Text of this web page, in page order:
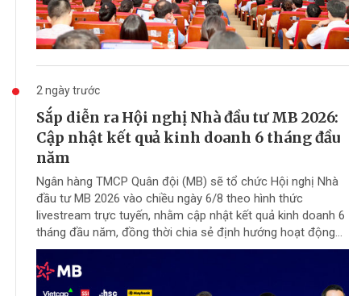
2 ngày trước
Sắp diễn ra Hội nghị Nhà đầu tư MB 2026:
Cập nhật kết quả kinh doanh 6 tháng đầu
năm
Ngân hàng TMCP Quân đội (MB) sẽ tổ chức Hội nghị Nhà
đầu tư MB 2026 vào chiều ngày 6/8 theo hình thức
livestream trực tuyến, nhằm cập nhật kết quả kinh doanh 6
tháng đầu năm, đồng thời chia sẻ định hướng hoạt động...